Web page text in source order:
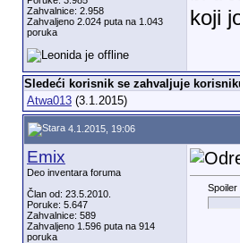
Zahvalnice: 2.958
Zahvaljeno 2.024 puta na 1.043
poruka
koji
Sledeći korisnik se zahvaljuje
Atwa013(3.1.2015)
4.1.2015, 19:06
Emix
Deo inventara foruma
Član od: 23.5.2010.
Poruke: 5.647
Zahvalnice: 589
Zahvaljeno 1.596 puta na 914
poruka